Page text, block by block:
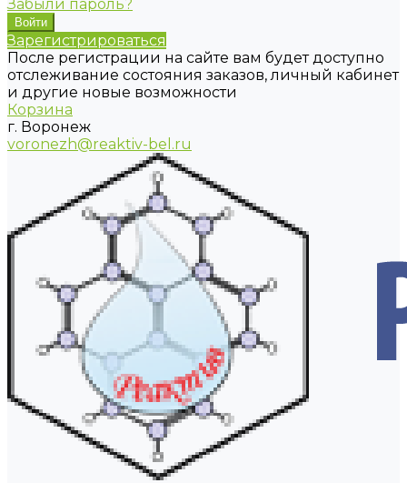
Забыли пароль?
Зарегистрироваться
После регистрации на сайте вам будет доступно
отслеживание состояния заказов, личный кабинет
и другие новые возможности
Корзина
г. Воронеж
voronezh@reaktiv-bel.ru